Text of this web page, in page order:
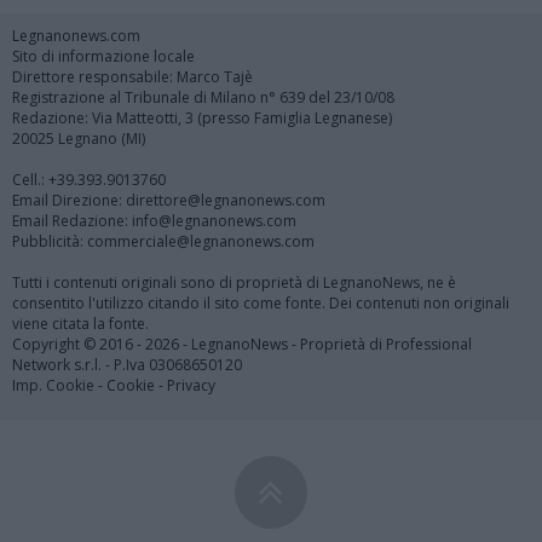
Legnanonews.com
Sito di informazione locale
Direttore responsabile: Marco Tajè
Registrazione al Tribunale di Milano n° 639 del 23/10/08
Redazione: Via Matteotti, 3 (presso Famiglia Legnanese)
20025 Legnano (MI)
Cell.: +39.393.9013760
Email Direzione: direttore@legnanonews.com
Email Redazione: info@legnanonews.com
Pubblicità: commerciale@legnanonews.com
Tutti i contenuti originali sono di proprietà di LegnanoNews, ne è
consentito l'utilizzo citando il sito come fonte. Dei contenuti non originali
viene citata la fonte.
Copyright © 2016 - 2026 - LegnanoNews - Proprietà di Professional
Network s.r.l. - P.Iva 03068650120
Imp. Cookie - Cookie - Privacy